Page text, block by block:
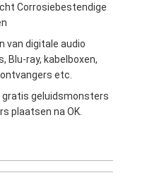
Corrosiebestendige
van digitale audio
Blu-ray, kabelboxen,
etc.
gratis geluidsmonsters
plaatsen na OK.